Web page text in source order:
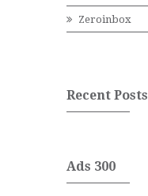
Zeroinbox
Recent Posts
Ads 300